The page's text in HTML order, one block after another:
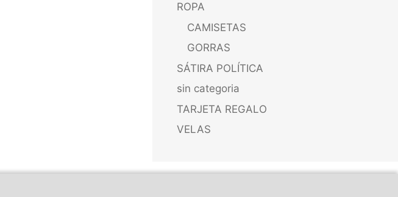
ROPA
CAMISETAS
GORRAS
SÁTIRA POLÍTICA
sin categoria
TARJETA REGALO
VELAS